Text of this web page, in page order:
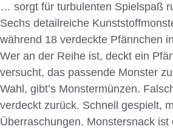
… sorgt für turbulenten Spielspaß
Sechs detailreiche
während 18 verdeckte Pfännchen
Wer an der Reihe ist, deckt ein
versucht, das passende Monster
Wahl, gibt’s Monstermünzen.
verdeckt zurück. Schnell gespielt,
Überraschungen. Monstersnack ist